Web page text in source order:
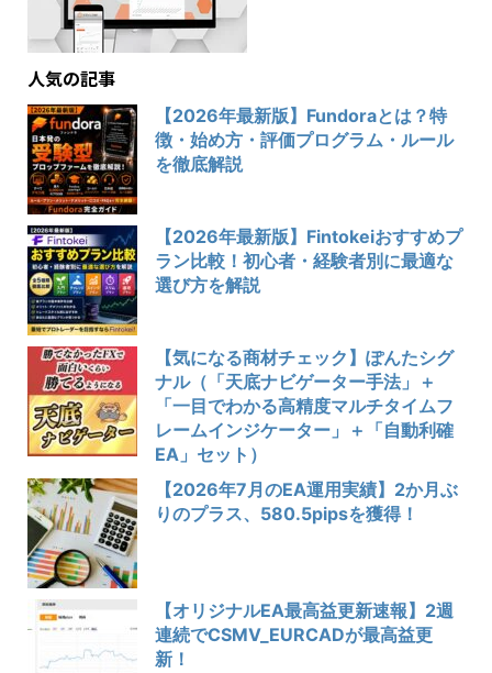
人気の記事
【2026年最新版】Fundoraとは？特
徴・始め方・評価プログラム・ルール
を徹底解説
【2026年最新版】Fintokeiおすすめプ
ラン比較！初心者・経験者別に最適な
選び方を解説
【気になる商材チェック】ぽんたシグ
ナル（「天底ナビゲーター手法」＋
「一目でわかる高精度マルチタイムフ
レームインジケーター」＋「自動利確
EA」セット）
【2026年7月のEA運用実績】2か月ぶ
りのプラス、580.5pipsを獲得！
【オリジナルEA最高益更新速報】2週
連続でCSMV_EURCADが最高益更
新！